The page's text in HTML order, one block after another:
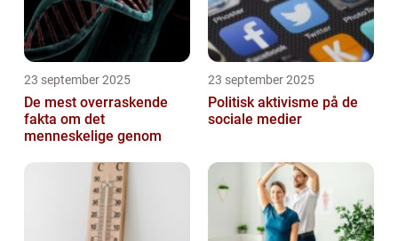
23 september 2025
De mest overraskende
fakta om det
menneskelige genom
23 september 2025
Politisk aktivisme på de
sociale medier